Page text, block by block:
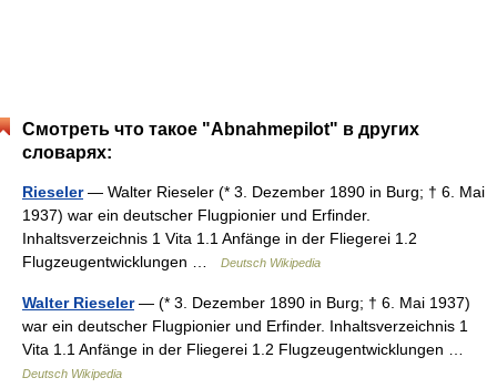
Смотреть что такое "Abnahmepilot" в других
словарях:
Rieseler— Walter Rieseler (* 3. Dezember 1890 in Burg; † 6. Mai
1937) war ein deutscher Flugpionier und Erfinder.
Inhaltsverzeichnis 1 Vita 1.1 Anfänge in der Fliegerei 1.2
Flugzeugentwicklungen …
Deutsch Wikipedia
Walter Rieseler— (* 3. Dezember 1890 in Burg; † 6. Mai 1937)
war ein deutscher Flugpionier und Erfinder. Inhaltsverzeichnis 1
Vita 1.1 Anfänge in der Fliegerei 1.2 Flugzeugentwicklungen …
Deutsch Wikipedia